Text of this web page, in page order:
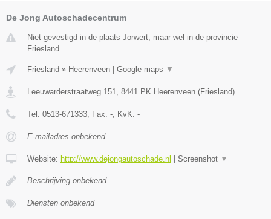
De Jong Autoschadecentrum
Niet gevestigd in de plaats Jorwert, maar wel in de provincie
Friesland.
Friesland » Heerenveen | Google maps ▼
Leeuwarderstraatweg 151 8441 PK Heerenveen (Friesland)
Tel: 0513-671333 , Fax: - , KvK: -
E-mailadres onbekend
Website: http://www.dejongautoschade.nl | Screenshot ▼
Beschrijving onbekend
Diensten onbekend